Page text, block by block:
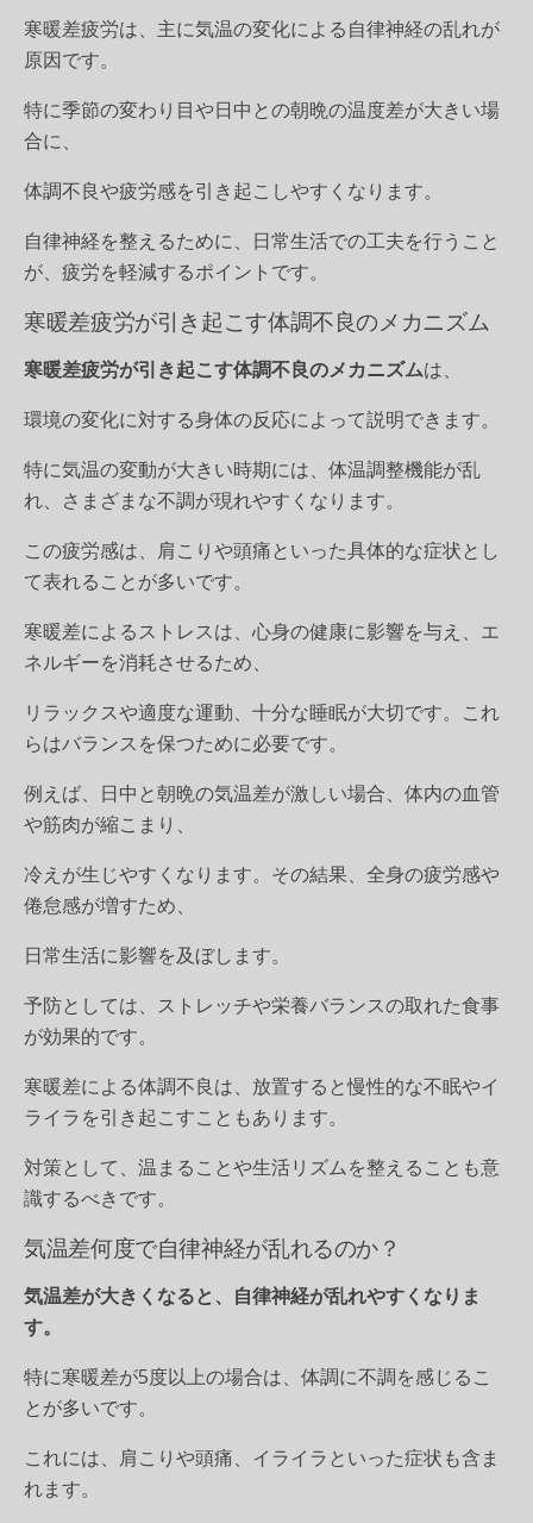
寒暖差疲労は、主に気温の変化による自律神経の乱れが
原因です。
特に季節の変わり目や日中との朝晩の温度差が大きい場
合に、
体調不良や疲労感を引き起こしやすくなります。
自律神経を整えるために、日常生活での工夫を行うこと
が、疲労を軽減するポイントです。
寒暖差疲労が引き起こす体調不良のメカニズム
寒暖差疲労が引き起こす体調不良のメカニズムは、
環境の変化に対する身体の反応によって説明できます。
特に気温の変動が大きい時期には、体温調整機能が乱
れ、さまざまな不調が現れやすくなります。
この疲労感は、肩こりや頭痛といった具体的な症状とし
て表れることが多いです。
寒暖差によるストレスは、心身の健康に影響を与え、エ
ネルギーを消耗させるため、
リラックスや適度な運動、十分な睡眠が大切です。これ
らはバランスを保つために必要です。
例えば、日中と朝晩の気温差が激しい場合、体内の血管
や筋肉が縮こまり、
冷えが生じやすくなります。その結果、全身の疲労感や
倦怠感が増すため、
日常生活に影響を及ぼします。
予防としては、ストレッチや栄養バランスの取れた食事
が効果的です。
寒暖差による体調不良は、放置すると慢性的な不眠やイ
ライラを引き起こすこともあります。
対策として、温まることや生活リズムを整えることも意
識するべきです。
気温差何度で自律神経が乱れるのか？
気温差が大きくなると、自律神経が乱れやすくなりま
す。
特に寒暖差が5度以上の場合は、体調に不調を感じるこ
とが多いです。
これには、肩こりや頭痛、イライラといった症状も含ま
れます。